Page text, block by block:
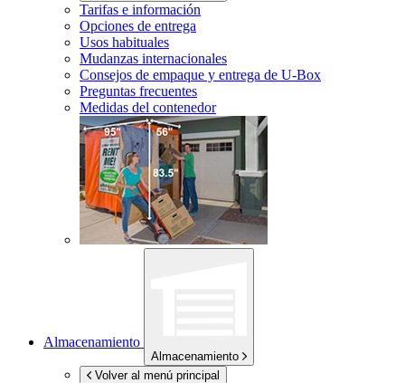
Tarifas e información
Opciones de entrega
Usos habituales
Mudanzas internacionales
Consejos de empaque y entrega de U-Box
Preguntas frecuentes
Medidas del contenedor
Almacenamiento
Almacenamiento
Volver al menú principal